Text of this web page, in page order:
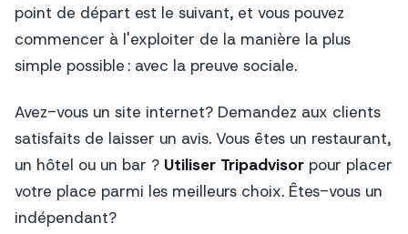
point de départ est le suivant, et vous pouvez
commencer à l'exploiter de la manière la plus
simple possible : avec la preuve sociale.
Avez-vous un site internet? Demandez aux clients
satisfaits de laisser un avis. Vous êtes un restaurant,
un hôtel ou un bar ? Utiliser Tripadvisor pour placer
votre place parmi les meilleurs choix. Êtes-vous un
indépendant?